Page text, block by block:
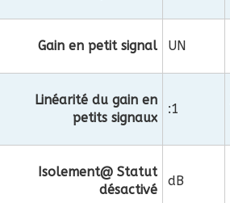
Gain en petit signal UN
Linéarité du gain en
petits signaux
:1
Isolement@ Statut
désactivé
dB